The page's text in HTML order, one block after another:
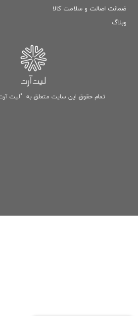
ضمانت اصالت و سلامت كالا
وبلاگ
تمام حقوق این سایت متعلق به "لیت آرت"